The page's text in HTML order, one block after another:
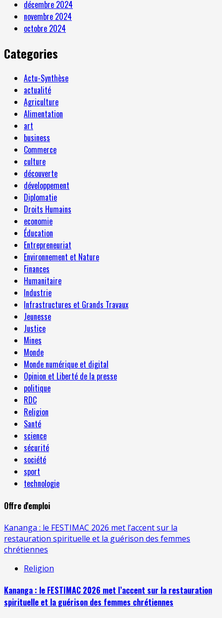
décembre 2024
novembre 2024
octobre 2024
Categories
Actu-Synthèse
actualité
Agriculture
Alimentation
art
business
Commerce
culture
découverte
développement
Diplomatie
Droits Humains
economie
Éducation
Entrepreneuriat
Environnement et Nature
Finances
Humanitaire
Industrie
Infrastructures et Grands Travaux
Jeunesse
Justice
Mines
Monde
Monde numérique et digital
Opinion et Liberté de la presse
politique
RDC
Religion
Santé
science
sécurité
société
sport
technologie
Offre d'emploi
Kananga : le FESTIMAC 2026 met l’accent sur la
restauration spirituelle et la guérison des femmes
chrétiennes
Religion
Kananga : le FESTIMAC 2026 met l’accent sur la restauration
spirituelle et la guérison des femmes chrétiennes